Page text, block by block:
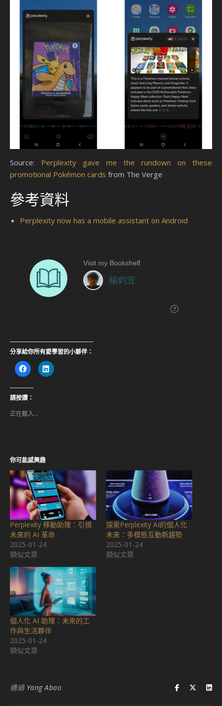
Source: Perplexity gave me the rundown on these
promotional Pokémon cards from The Verge
參考資料
Perplexity now has a mobile assistant on Android
分享給你所有愛學習的小夥伴：
按
一
分
享
至
新
分
享
請按讚：
正在載入...
你可能感興趣
Perplexity 移動助理：引領
未來的 AI 革命
2025-01-24
類似文章
探索Perplexity AI的個人化
未來：多模態互動新趨勢
2025-01-24
類似文章
個人化 AI 助理：未來的工
作與生活夥伴
2025-01-24
類似文章
通過 Yang Abao